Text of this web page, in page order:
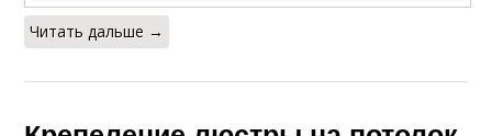
Читать дальше →